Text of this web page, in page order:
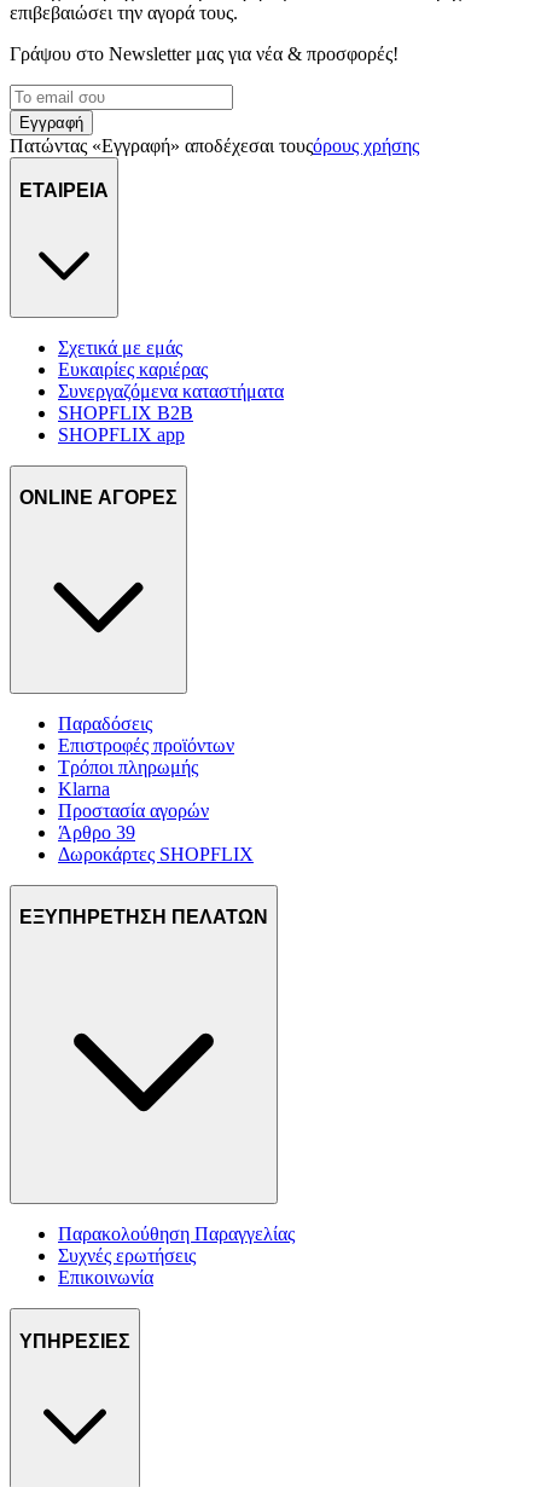
επιβεβαιώσει την αγορά τους.
Γράψου στο Νewsletter μας για νέα & προσφορές!
Εγγραφή
Πατώντας «Εγγραφή» αποδέχεσαι τουςόρους χρήσης
ΕΤΑΙΡΕΙΑ
Σχετικά με εμάς
Ευκαιρίες καριέρας
Συνεργαζόμενα καταστήματα
SHOPFLIX B2B
SHOPFLIX app
ONLINE ΑΓΟΡΕΣ
Παραδόσεις
Επιστροφές προϊόντων
Τρόποι πληρωμής
Klarna
Προστασία αγορών
Άρθρο 39
Δωροκάρτες SHOPFLIX
ΕΞΥΠΗΡΕΤΗΣΗ ΠΕΛΑΤΩΝ
Παρακολούθηση Παραγγελίας
Συχνές ερωτήσεις
Επικοινωνία
ΥΠΗΡΕΣΙΕΣ